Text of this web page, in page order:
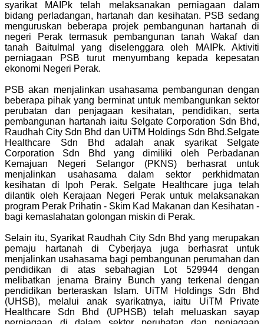
syarikat MAIPk telah melaksanakan perniagaan dalam
bidang perladangan, hartanah dan kesihatan. PSB sedang
menguruskan beberapa projek pembangunan hartanah di
negeri Perak termasuk pembangunan tanah Wakaf dan
tanah Baitulmal yang diselenggara oleh MAIPk. Aktiviti
perniagaan PSB turut menyumbang kepada kepesatan
ekonomi Negeri Perak.
PSB akan menjalinkan usahasama pembangunan dengan
beberapa pihak yang berminat untuk membangunkan sektor
perubatan dan penjagaan kesihatan, pendidikan, serta
pembangunan hartanah iaitu Selgate Corporation Sdn Bhd,
Raudhah City Sdn Bhd dan UiTM Holdings Sdn Bhd.Selgate
Healthcare Sdn Bhd adalah anak syarikat Selgate
Corporation Sdn Bhd yang dimiliki oleh Perbadanan
Kemajuan Negeri Selangor (PKNS) berhasrat untuk
menjalinkan usahasama dalam sektor perkhidmatan
kesihatan di Ipoh Perak. Selgate Healthcare juga telah
dilantik oleh Kerajaan Negeri Perak untuk melaksanakan
program Perak Prihatin - Skim Kad Makanan dan Kesihatan -
bagi kemaslahatan golongan miskin di Perak.
Selain itu, Syarikat Raudhah City Sdn Bhd yang merupakan
pemaju hartanah di Cyberjaya juga berhasrat untuk
menjalinkan usahasama bagi pembangunan perumahan dan
pendidikan di atas sebahagian Lot 529944 dengan
melibatkan jenama Brainy Bunch yang terkenal dengan
pendidikan berteraskan Islam. UiTM Holdings Sdn Bhd
(UHSB), melalui anak syarikatnya, iaitu UiTM Private
Healthcare Sdn Bhd (UPHSB) telah meluaskan sayap